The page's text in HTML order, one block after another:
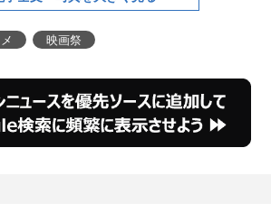
メーションショ
された。
映画祭